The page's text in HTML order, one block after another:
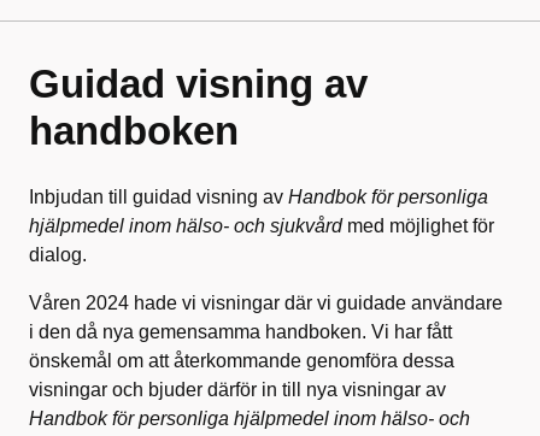
Guidad visning av
handboken
Inbjudan till guidad visning av Handbok för personliga
hjälpmedel inom hälso- och sjukvårdmed möjlighet för
dialog.
Våren 2024 hade vi visningar där vi guidade användare
i den då nya gemensamma handboken. Vi har fått
önskemål om att återkommande genomföra dessa
visningar och bjuder därför in till nya visningar av
Handbok för personliga hjälpmedel inom hälso- och